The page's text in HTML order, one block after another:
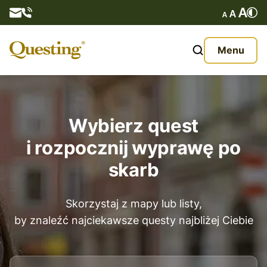
Menu
O nas
Aktualności
Kontakt
Wybierz quest
i rozpocznij wyprawę po
skarb
Skorzystaj z mapy lub listy,
by znaleźć najciekawsze questy najbliżej Ciebie
Tematyka
Kulturowe
Historyczne
Quest dostępny dla osób niepełnosprawnych
Quest dostępny offline
Sposób przemieszczania